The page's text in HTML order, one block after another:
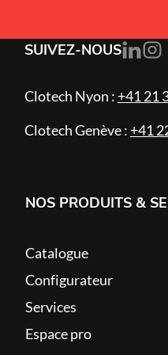
SUIVEZ-NOUS
Clotech Nyon : +41 21
Clotech Genève : +41
NOS PRODUITS &
Catalogue
Configurateur
Services
Espace pro